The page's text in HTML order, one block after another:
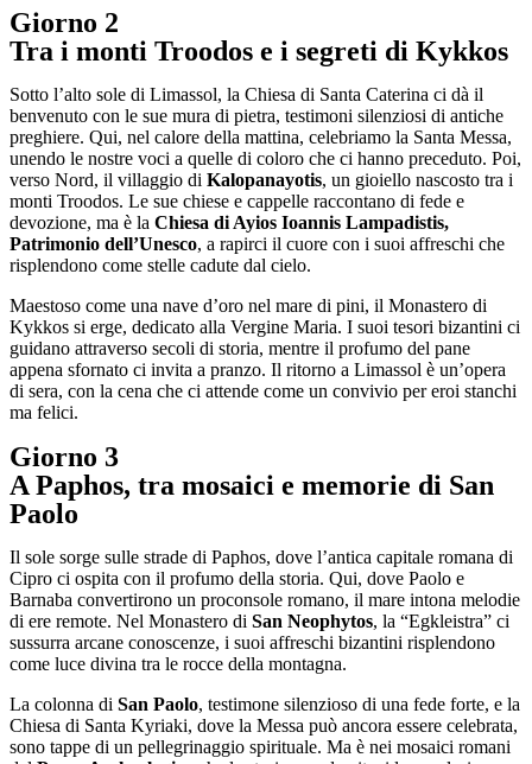
Giorno 2
Tra i monti Troodos e i segreti di Kykkos
Sotto l’alto sole di Limassol, la Chiesa di Santa Caterina ci dà il
benvenuto con le sue mura di pietra, testimoni silenziosi di antiche
preghiere. Qui, nel calore della mattina, celebriamo la Santa Messa,
unendo le nostre voci a quelle di coloro che ci hanno preceduto. Poi,
verso Nord, il villaggio di Kalopanayotis, un gioiello nascosto tra i
monti Troodos. Le sue chiese e cappelle raccontano di fede e
devozione, ma è la Chiesa di Ayios Ioannis Lampadistis,
Patrimonio dell’Unesco, a rapirci il cuore con i suoi affreschi che
risplendono come stelle cadute dal cielo.
Maestoso come una nave d’oro nel mare di pini, il Monastero di
Kykkos si erge, dedicato alla Vergine Maria. I suoi tesori bizantini ci
guidano attraverso secoli di storia, mentre il profumo del pane
appena sfornato ci invita a pranzo. Il ritorno a Limassol è un’opera
di sera, con la cena che ci attende come un convivio per eroi stanchi
ma felici.
Giorno 3
A Paphos, tra mosaici e memorie di San
Paolo
Il sole sorge sulle strade di Paphos, dove l’antica capitale romana di
Cipro ci ospita con il profumo della storia. Qui, dove Paolo e
Barnaba convertirono un proconsole romano, il mare intona melodie
di ere remote. Nel Monastero di San Neophytos, la “Egkleistra” ci
sussurra arcane conoscenze, i suoi affreschi bizantini risplendono
come luce divina tra le rocce della montagna.
La colonna di San Paolo, testimone silenzioso di una fede forte, e la
Chiesa di Santa Kyriaki, dove la Messa può ancora essere celebrata,
sono tappe di un pellegrinaggio spirituale. Ma è nei mosaici romani